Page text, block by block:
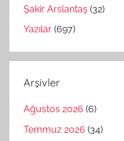
Şakir Arslantaş (32)
Yazılar (697)
Arşivler
Ağustos 2026 (6)
Temmuz 2026 (34)